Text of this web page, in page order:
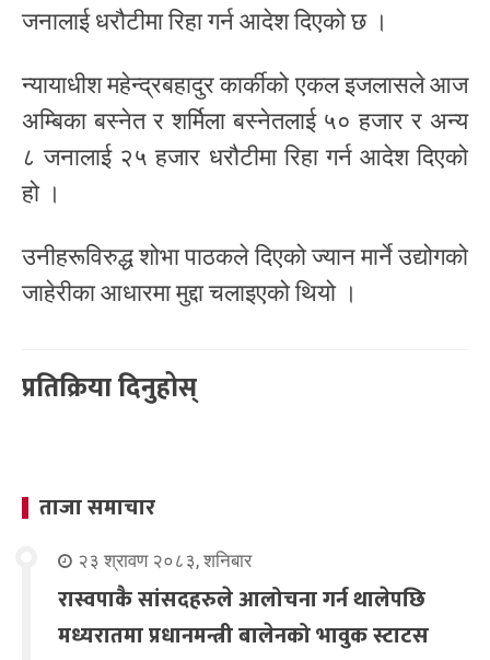
जनालाई धरौटीमा रिहा गर्न आदेश दिएको छ ।
न्यायाधीश महेन्द्रबहादुर कार्कीको एकल इजलासले आज
अम्बिका बस्नेत र शर्मिला बस्नेतलाई ५० हजार र अन्य
८ जनालाई २५ हजार धरौटीमा रिहा गर्न आदेश दिएको
हो ।
उनीहरूविरुद्ध शोभा पाठकले दिएको ज्यान मार्ने उद्योगको
जाहेरीका आधारमा मुद्दा चलाइएको थियो ।
प्रतिक्रिया दिनुहोस्
ताजा समाचार
२३ श्रावण २०८३, शनिबार
रास्वपाकै सांसदहरुले आलोचना गर्न थालेपछि
मध्यरातमा प्रधानमन्त्री बालेनको भावुक स्टाटस